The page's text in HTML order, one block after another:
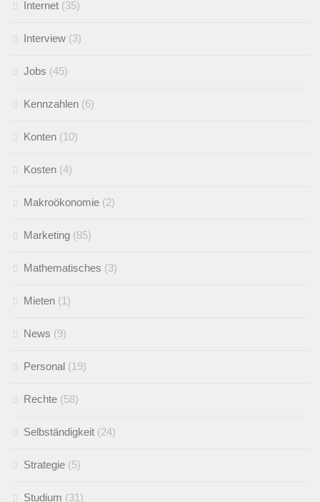
Internet (35)
Interview (3)
Jobs (45)
Kennzahlen (6)
Konten (10)
Kosten (4)
Makroökonomie (2)
Marketing (85)
Mathematisches (3)
Mieten (1)
News (9)
Personal (19)
Rechte (58)
Selbständigkeit (24)
Strategie (5)
Studium (31)